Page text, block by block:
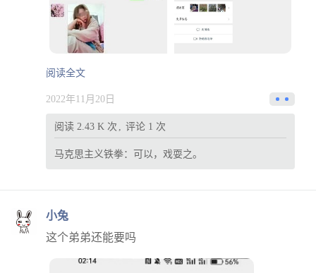
阅读全文
2022年11月20日
阅读 2.43 K 次 评论 1 次
马克思主义铁拳： 可以，戏耍之。
小兔
这个弟弟还能要吗